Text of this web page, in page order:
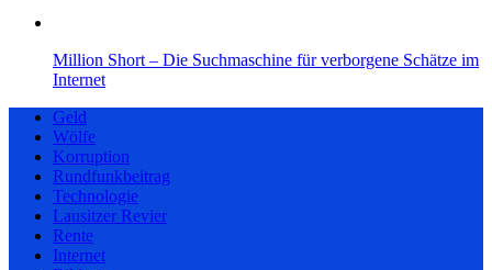
Million Short – Die Suchmaschine für verborgene Schätze im
Internet
Geld
Wölfe
Korruption
Rundfunkbeitrag
Technologie
Lausitzer Revier
Rente
Internet